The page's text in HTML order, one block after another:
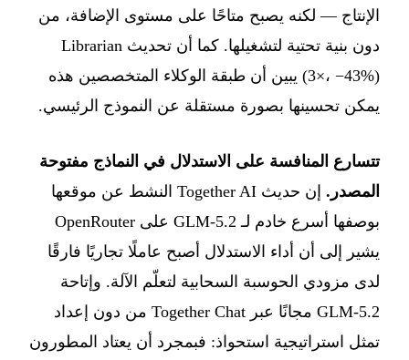
الإنتاج — لكنه يصبح متاحًا على مستوى الإضافة، من
دون بنية تحتية لتشغيلها. كما أن تحديث Librarian
(3×، −43%) يبين أن طبقة الوكلاء المتخصصين هذه
يمكن تحسينها بصورة مستقلة عن النموذج الرئيسي.
تتسارع المنافسة على الاستدلال في النماذج مفتوحة
المصدر.
إن حديث Together AI النشط عن موقعها
بوصفها أسرع خادم لـ GLM-5.2 على OpenRouter
يشير إلى أن أداء الاستدلال أصبح عاملًا تجاريًا فارقًا
لدى مزودي الحوسبة السحابية لتعلّم الآلة. وإتاحة
GLM-5.2 مجانًا عبر Together Chat من دون إعداد
تمثل استراتيجية استحواذ: فبمجرد أن يعتاد المطورون